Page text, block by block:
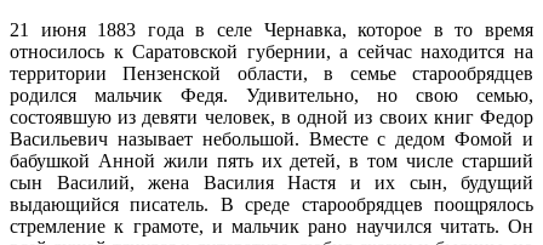
21 июня 1883 года в селе Чернавка, которое в то время
относилось к Саратовской губернии, а сейчас находится на
территории Пензенской области, в семье старообрядцев
родился мальчик Федя. Удивительно, но свою семью,
состоявшую из девяти человек, в одной из своих книг Федор
Васильевич называет небольшой. Вместе с дедом Фомой и
бабушкой Анной жили пять их детей, в том числе старший
сын Василий, жена Василия Настя и их сын, будущий
выдающийся писатель. В среде старообрядцев поощрялось
стремление к грамоте, и мальчик рано научился читать. Он